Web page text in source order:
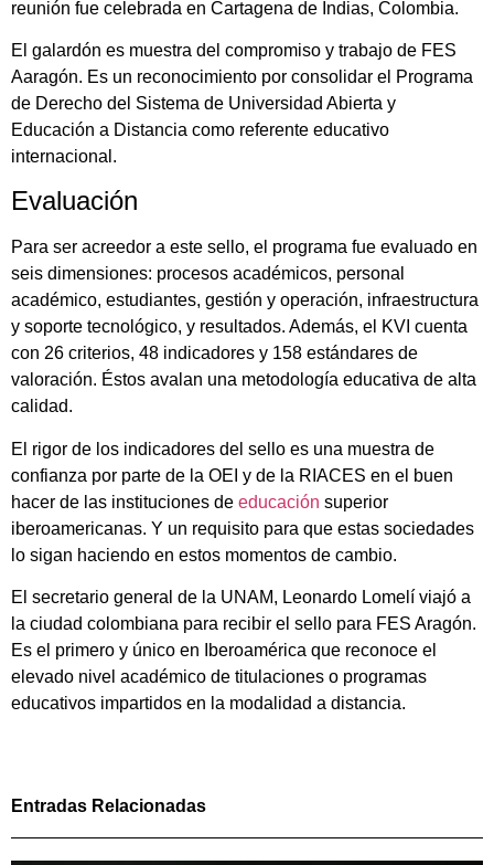
reunión fue celebrada en Cartagena de Indias, Colombia.
El galardón es muestra del compromiso y trabajo de FES
Aaragón. Es un reconocimiento por consolidar el Programa
de Derecho del Sistema de Universidad Abierta y
Educación a Distancia como referente educativo
internacional.
Evaluación
Para ser acreedor a este sello, el programa fue evaluado en
seis dimensiones: procesos académicos, personal
académico, estudiantes, gestión y operación, infraestructura
y soporte tecnológico, y resultados. Además, el KVI cuenta
con 26 criterios, 48 indicadores y 158 estándares de
valoración. Éstos avalan una metodología educativa de alta
calidad.
El rigor de los indicadores del sello es una muestra de
confianza por parte de la OEI y de la RIACES en el buen
hacer de las instituciones de educación superior
iberoamericanas. Y un requisito para que estas sociedades
lo sigan haciendo en estos momentos de cambio.
El secretario general de la UNAM, Leonardo Lomelí viajó a
la ciudad colombiana para recibir el sello para FES Aragón.
Es el primero y único en Iberoamérica que reconoce el
elevado nivel académico de titulaciones o programas
educativos impartidos en la modalidad a distancia.
Entradas Relacionadas